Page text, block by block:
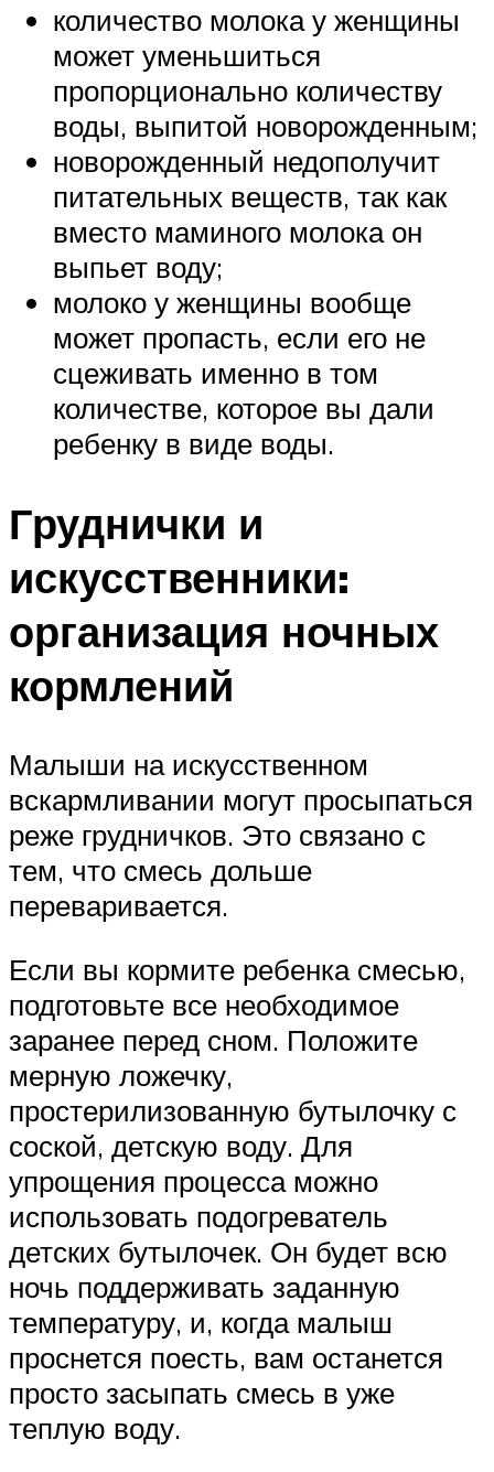
количество молока у женщины
может уменьшиться
пропорционально количеству
воды, выпитой новорожденным;
новорожденный недополучит
питательных веществ, так как
вместо маминого молока он
выпьет воду;
молоко у женщины вообще
может пропасть, если его не
сцеживать именно в том
количестве, которое вы дали
ребенку в виде воды.
Груднички и
искусственники:
организация ночных
кормлений
Малыши на искусственном
вскармливании могут просыпаться
реже грудничков. Это связано с
тем, что смесь дольше
переваривается.
Если вы кормите ребенка смесью,
подготовьте все необходимое
заранее перед сном. Положите
мерную ложечку,
простерилизованную бутылочку с
соской, детскую воду. Для
упрощения процесса можно
использовать подогреватель
детских бутылочек. Он будет всю
ночь поддерживать заданную
температуру, и, когда малыш
проснется поесть, вам останется
просто засыпать смесь в уже
теплую воду.